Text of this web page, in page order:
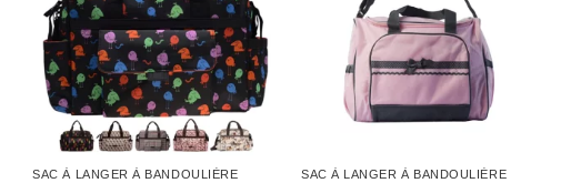
SAC À LANGER À BANDOULIÈRE SAC À LANGER À BANDOULIÈRE